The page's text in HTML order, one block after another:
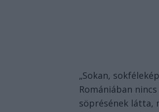
„Sokan,
Romá­niában
söprésének látta,